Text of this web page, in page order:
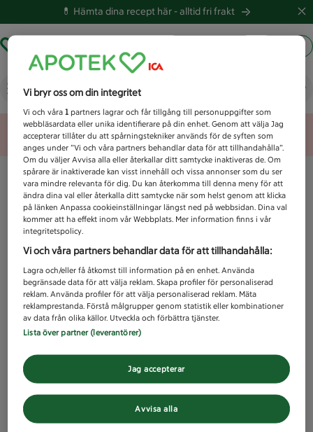
💊 Hämta dina recept här -alltid fri frakt
Vad letar du efter idag?
Unknown error
Vi bryr oss om din integritet
Vi och våra1 partners lagrar och får tillgång till personuppgifter som
webbläsardata eller unika identifierare på din enhet. Genom att välja Jag
accepterar tillåter du att spårningstekniker används för de syften som
anges under ”Vi och våra partners behandlar data för att tillhandahålla”.
Om du väljer Avvisa alla eller återkallar ditt samtycke inaktiveras de. Om
spårare är inaktiverade kan visst innehåll och vissa annonser som du ser
vara mindre relevanta för dig. Du kan återkomma till denna meny för att
ändra dina val eller återkalla ditt samtycke när som helst genom att klicka
på länken Anpassa cookieinställningar längst ned på webbsidan. Dina val
kommer att ha effekt inom vår Webbplats. Mer information finns i vår
integritetspolicy.
Vi och våra partners behandlar data för att tillhandahålla:
Lagra och/eller få åtkomst till information på en enhet. Använda
begränsade data för att välja reklam. Skapa profiler för personaliserad
reklam. Använda profiler för att välja personaliserad reklam. Mäta
reklamprestanda. Förstå målgrupper genom statistik eller kombinationer
av data från olika källor. Utveckla och förbättra tjänster.
Lista över partner (leverantörer)
Avvisa alla
Jag accepterar